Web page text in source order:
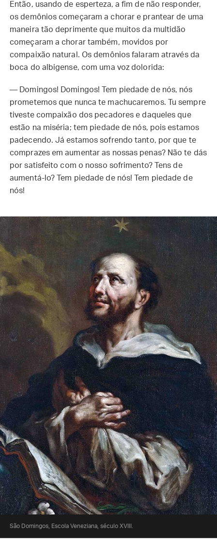
Então, usando de esperteza, a fim de não responder,
os demônios começaram a chorar e prantear de uma
maneira tão deprimente que muitos da multidão
começaram a chorar também, movidos por
compaixão natural. Os demônios falaram através da
boca do albigense, com uma voz dolorida:
— Domingos! Domingos! Tem piedade de nós, nós
prometemos que nunca te machucaremos. Tu sempre
tiveste compaixão dos pecadores e daqueles que
estão na miséria; tem piedade de nós, pois estamos
padecendo. Já estamos sofrendo tanto, por que te
comprazes em aumentar as nossas penas? Não te dás
por satisfeito com o nosso sofrimento? Tens de
aumentá-lo? Tem piedade de nós! Tem piedade de
nós!
São Domingos, Escola Veneziana, século XVIII.